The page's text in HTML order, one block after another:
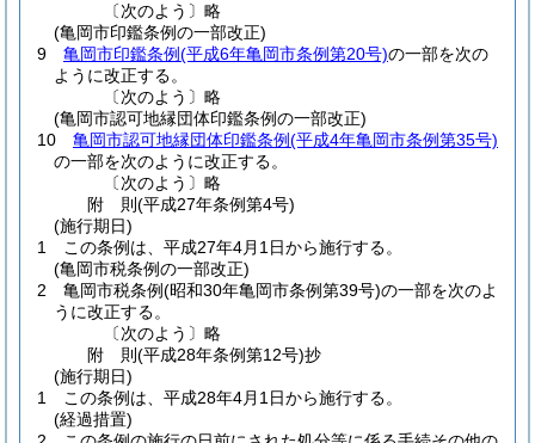
〔次のよう〕略
(亀岡市印鑑条例の一部改正)
9
亀岡市印鑑条例(平成6年亀岡市条例第20号)の一部を次の
ように改正する。
〔次のよう〕略
(亀岡市認可地縁団体印鑑条例の一部改正)
10
亀岡市認可地縁団体印鑑条例(平成4年亀岡市条例第35号)
の一部を次のように改正する。
〔次のよう〕略
附 則(平成27年条例第4号)
(施行期日)
1
この条例は、平成27年4月1日から施行する。
(亀岡市税条例の一部改正)
2
亀岡市税条例(昭和30年亀岡市条例第39号)の一部を次のよ
うに改正する。
〔次のよう〕略
附 則(平成28年条例第12号)抄
(施行期日)
1
この条例は、平成28年4月1日から施行する。
(経過措置)